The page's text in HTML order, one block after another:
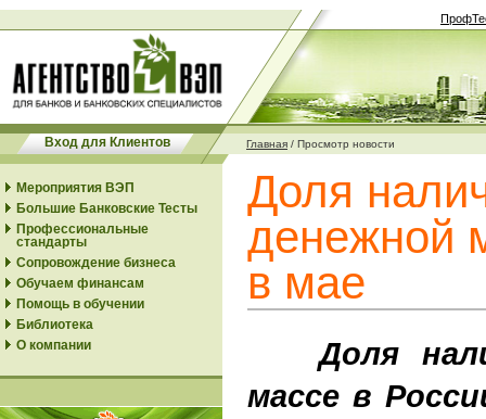
Вход для Клиентов Главная / Просмотр новости
Мероприятия ВЭП
Большие Банковские Тесты
Профессиональные
стандарты
Сопровождение бизнеса
Обучаем финансам
Помощь в обучении
Библиотека
О компании
Доля
денежной
в мае
Доля
массе в